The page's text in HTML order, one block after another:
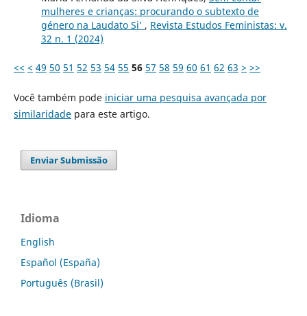
mulheres e crianças: procurando o subtexto de
género na Laudato Si’ , Revista Estudos Feministas: v.
32 n. 1 (2024)
<< < 49 50 51 52 53 54 55 56 57 58 59 60 61 62 63 > >>
Você também pode iniciar uma pesquisa avançada por
similaridadepara este artigo.
Enviar Submissão
Idioma
English
Español (España)
Português (Brasil)